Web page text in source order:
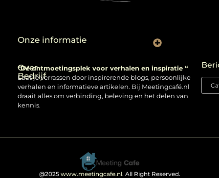
Over
Bedrijf
“Dé ontmoetingsplek voor verhalen en inspiratie “
Laat je verrassen door inspirerende blogs, persoonlijke
verhalen en informatieve artikelen. Bij Meetingcafé.nl
draait alles om verbinding, beleving en het delen van
kennis.
Onze informatie
@2025 www.meetingcafe.nl. All Right Reserved.